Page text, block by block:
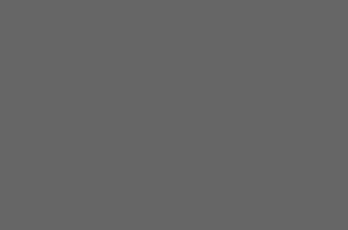
Marketing-Cookies werden von Drittanbietern oder Publishern